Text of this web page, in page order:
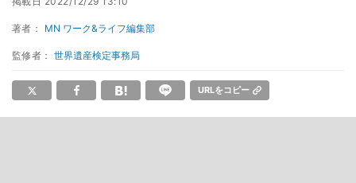
著者： MN ワーク&ライフ編集部
監修者：世界遺産検定事務局
URLをコピー